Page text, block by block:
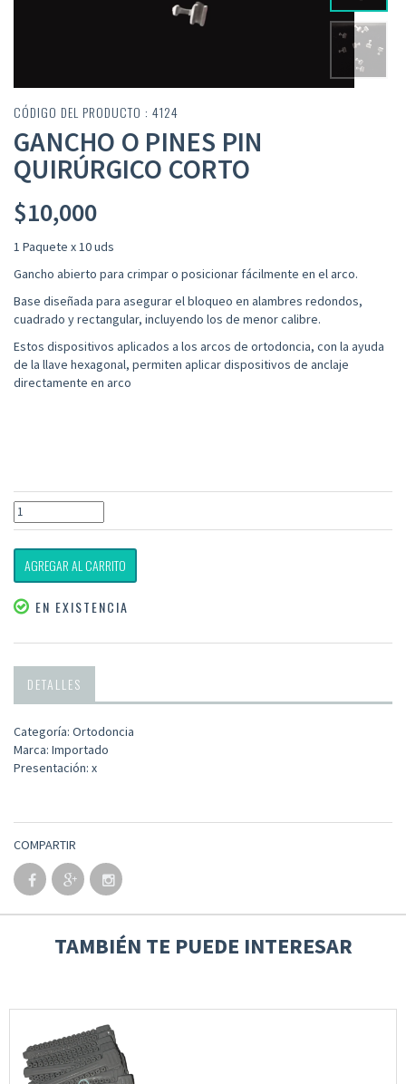
CÓDIGO DEL PRODUCTO : 4124
GANCHO O PINES PIN
QUIRÚRGICO CORTO
$10,000
1 Paquete x 10 uds
Gancho abierto para crimpar o posicionar fácilmente en el arco.
Base diseñada para asegurar el bloqueo en alambres redondos,
cuadrado y rectangular, incluyendo los de menor calibre.
Estos dispositivos aplicados a los arcos de ortodoncia, con la ayuda
de la llave hexagonal, permiten aplicar dispositivos de anclaje
directamente en arco
AGREGAR AL CARRITO
EN EXISTENCIA
DETALLES
Categoría: Ortodoncia
Marca: Importado
Presentación: x
COMPARTIR
TAMBIÉN TE PUEDE INTERESAR